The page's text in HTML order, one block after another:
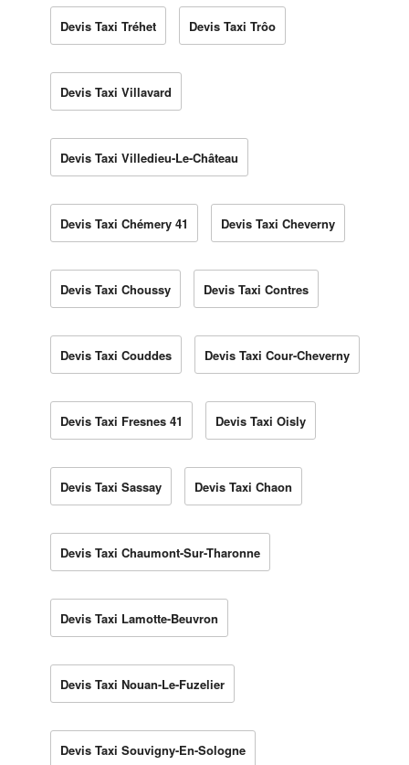
Devis Taxi Tréhet Devis Taxi Trôo
Devis Taxi Villavard
Devis Taxi Villedieu-Le-Château
Devis Taxi Chémery 41 Devis Taxi Cheverny
Devis Taxi Choussy Devis Taxi Contres
Devis Taxi Couddes Devis Taxi Cour-Cheverny
Devis Taxi Fresnes 41 Devis Taxi Oisly
Devis Taxi Sassay Devis Taxi Chaon
Devis Taxi Chaumont-Sur-Tharonne
Devis Taxi Lamotte-Beuvron
Devis Taxi Nouan-Le-Fuzelier
Devis Taxi Souvigny-En-Sologne